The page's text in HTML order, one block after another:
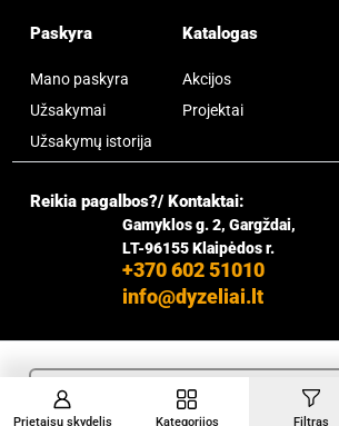
Paskyra
Mano paskyra
Užsakymai
Užsakymų istorija
Katalogas
Akcijos
Projektai
Reikia pagalbos?/ Kontaktai:
Gamyklos g. 2, Gargždai,
LT-96155 Klaipėdos r.
+370 602 51010
info@dyzeliai.lt
Prietaisų skydelis Kategorijos Filtras